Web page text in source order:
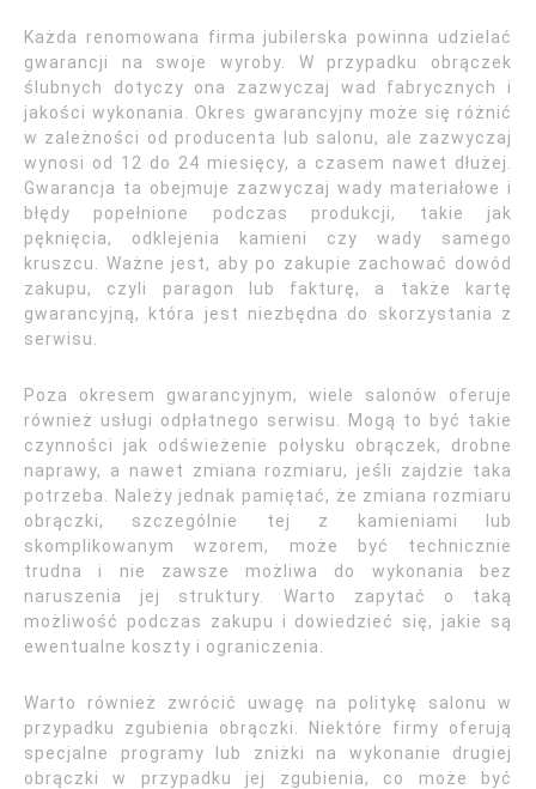
Każda renomowana firma jubilerska powinna udzielać
gwarancji na swoje wyroby. W przypadku obrączek
ślubnych dotyczy ona zazwyczaj wad fabrycznych i
jakości wykonania. Okres gwarancyjny może się różnić
w zależności od producenta lub salonu, ale zazwyczaj
wynosi od 12 do 24 miesięcy, a czasem nawet dłużej.
Gwarancja ta obejmuje zazwyczaj wady materiałowe i
błędy popełnione podczas produkcji, takie jak
pęknięcia, odklejenia kamieni czy wady samego
kruszcu. Ważne jest, aby po zakupie zachować dowód
zakupu, czyli paragon lub fakturę, a także kartę
gwarancyjną, która jest niezbędna do skorzystania z
serwisu.
Poza okresem gwarancyjnym, wiele salonów oferuje
również usługi odpłatnego serwisu. Mogą to być takie
czynności jak odświeżenie połysku obrączek, drobne
naprawy, a nawet zmiana rozmiaru, jeśli zajdzie taka
potrzeba. Należy jednak pamiętać, że zmiana rozmiaru
obrączki, szczególnie tej z kamieniami lub
skomplikowanym wzorem, może być technicznie
trudna i nie zawsze możliwa do wykonania bez
naruszenia jej struktury. Warto zapytać o taką
możliwość podczas zakupu i dowiedzieć się, jakie są
ewentualne koszty i ograniczenia.
Warto również zwrócić uwagę na politykę salonu w
przypadku zgubienia obrączki. Niektóre firmy oferują
specjalne programy lub zniżki na wykonanie drugiej
obrączki w przypadku jej zgubienia, co może być